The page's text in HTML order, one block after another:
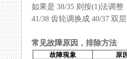
如果是 38/35 则按(1)法调整
41/38 齿轮调换成 40/37 双层
常见故障原因，排除方法